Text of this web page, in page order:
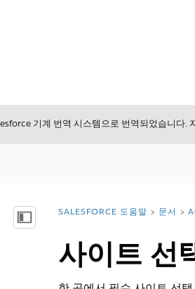
기계 번역 시스템으로 번역되었습니다.
목차 표시 위치:
SALESFORCE 도움말 문서
사이트 선